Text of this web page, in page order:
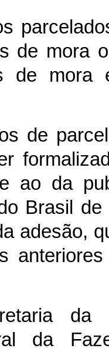
de mora
de mora
de
ao da
Brasil
adesão,
da
da